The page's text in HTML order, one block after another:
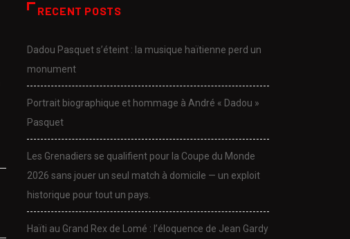
RECENT POSTS
Dadou Pasquet s’éteint : la musique haïtienne perd un
monument
Portrait biographique et hommage à André « Dadou »
Pasquet
Les Grenadiers se qualifient pour la Coupe du Monde
2026 sans jouer un seul match à domicile — un exploit
historique pour tout un pays.
Haïti au Grand Rex de Lomé : l’éloquence de Jean Gardy